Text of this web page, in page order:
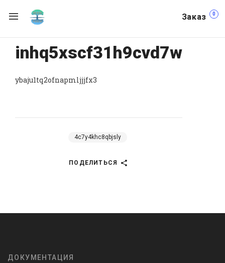
Заказ 0
inhq5xscf31h9cvd7w
ybaju1tq2ofnapmljjjfx3
4c7y4khc8qbjsly
ПОДЕЛИТЬСЯ
ДОКУМЕНТАЦИЯ